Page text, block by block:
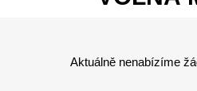
Aktuálně nenabízíme